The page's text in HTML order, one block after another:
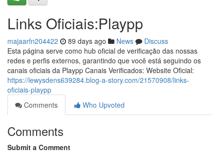
Links Oficiais:Playpp
majaarfn204422 89 days ago News
Discuss
Esta página serve como hub oficial de verificação das nossas
redes e perfis externos, garantindo que você está seguindo os
canais oficiais da Playpp Canais Verificados: Website Oficial:
https://lewysdens639284.blog-a-story.com/21570908/links-
oficiais-playpp
Comments
Who Upvoted
Comments
Submit a Comment